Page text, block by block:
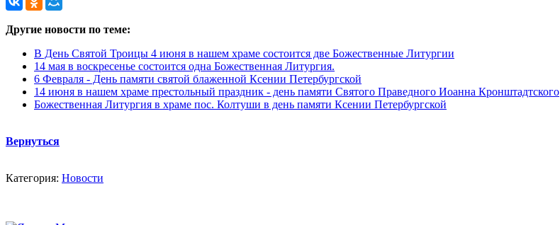
Другие новости по теме:
В День Святой Троицы 4 июня в нашем храме состоится две Божественные Литургии
14 мая в воскресенье состоится одна Божественная Литургия.
6 Февраля - День памяти святой блаженной Ксении Петербургской
14 июня в нашем храме престольный праздник - день памяти Святого Праведного Иоанна Кронштадтского
Божественная Литургия в храме пос. Колтуши в день памяти Ксении Петербургской
Вернуться
Категория: Новости